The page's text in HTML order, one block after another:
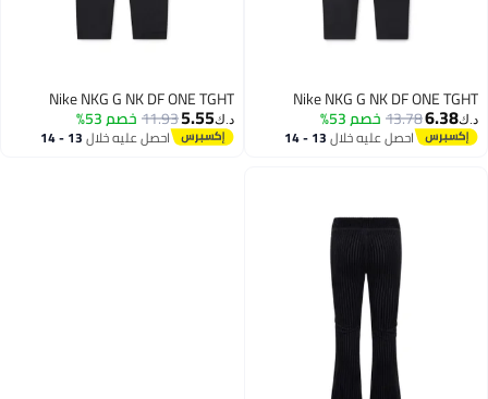
Nike NKG G NK DF ONE
6.38
13.78خصم 53%
احصل عليه خلال 13 - 14
Nike NKG G NK DF ONE TGHT
د.ك‏5.55
11.93خصم 53%
احصل عليه خلال 13 - 14